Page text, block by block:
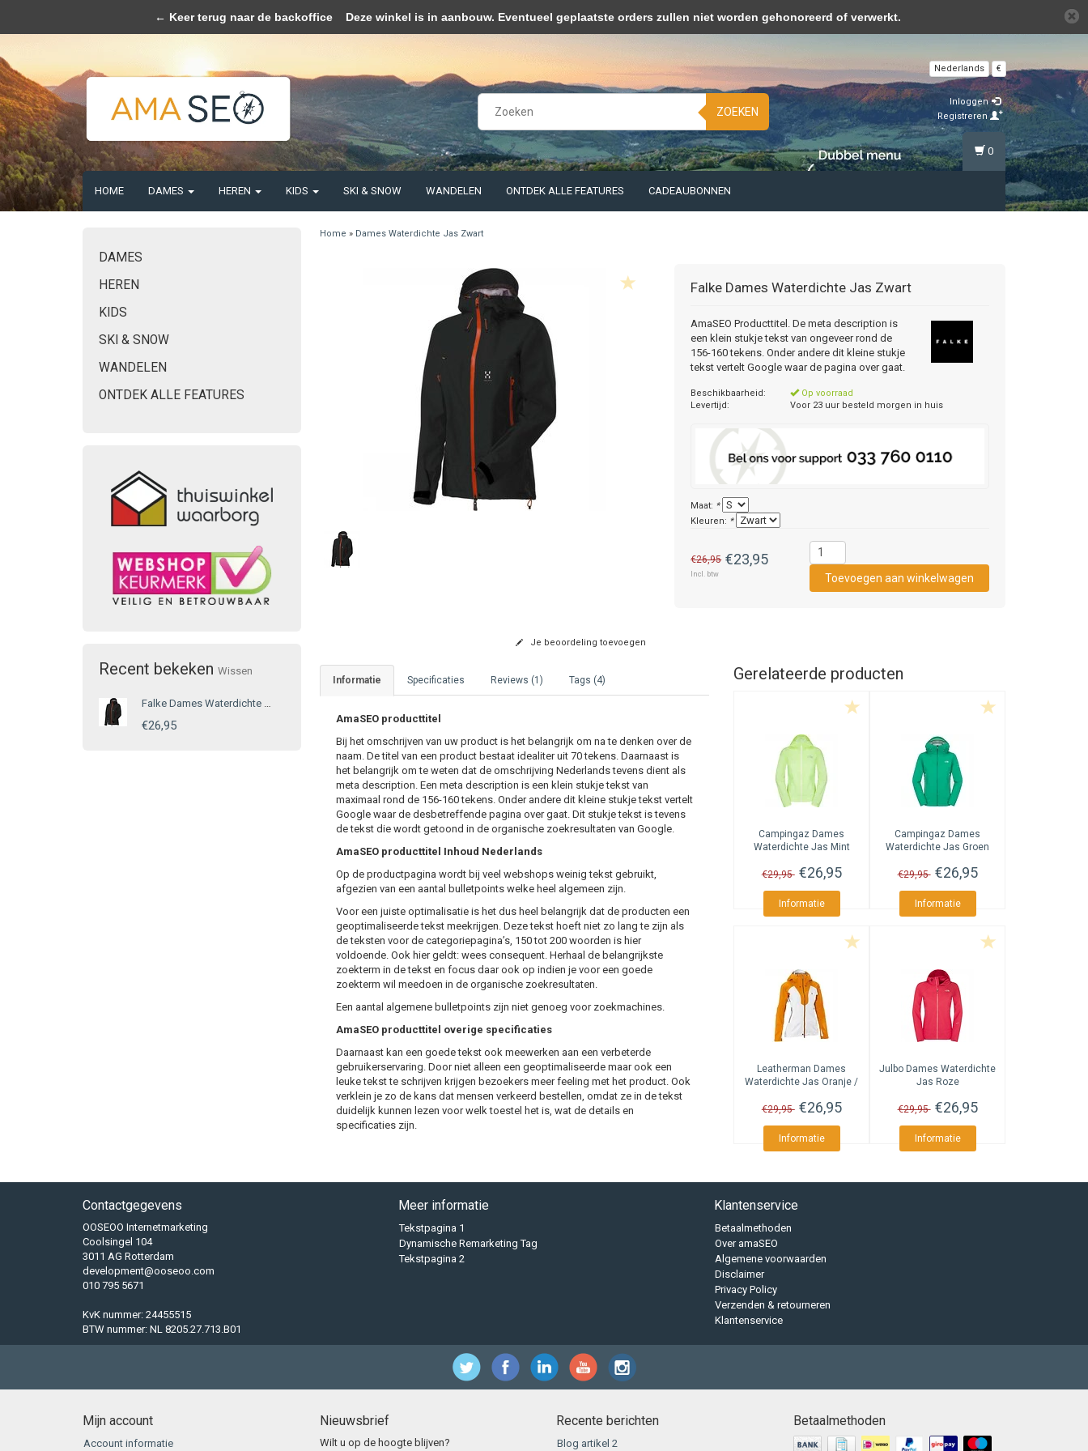
ZOEKEN
Nederlands €
Inloggen
Registreren
HOME DAMES HEREN KIDS SKI & SNOW WANDELEN ONTDEK ALLE FEATURES CADEAUBONNEN
0
DAMES
HEREN
KIDS
SKI & SNOW
WANDELEN
ONTDEK ALLE FEATURES
Recent bekeken Wissen
Falke Dames Waterdichte Jas Zwart
€26,95
Home » Dames Waterdichte Jas Zwart
Falke Dames Waterdichte Jas Zwart
AmaSEO Producttitel. De meta description is
een klein stukje tekst van ongeveer rond de
156-160 tekens. Onder andere dit kleine stukje
tekst vertelt Google waar de pagina over gaat.
Beschikbaarheid:
Op voorraad
Levertijd:
Voor 23 uur besteld morgen in huis
Maat: *
Kleuren: *
€26,95 €23,95
Incl. btw
Je beoordeling toevoegen
Informatie Specificaties Reviews (1) Tags (4)
AmaSEO producttitel
Bij het omschrijven van uw product is het belangrijk om na te denken over de
naam. De titel van een product bestaat idealiter uit 70 tekens. Daarnaast is
het belangrijk om te weten dat de omschrijving Nederlands tevens dient als
meta description. Een meta description is een klein stukje tekst van
maximaal rond de 156-160 tekens. Onder andere dit kleine stukje tekst vertelt
Google waar de desbetreffende pagina over gaat. Dit stukje tekst is tevens
de tekst die wordt getoond in de organische zoekresultaten van Google.
AmaSEO producttitel Inhoud Nederlands
Op de productpagina wordt bij veel webshops weinig tekst gebruikt,
afgezien van een aantal bulletpoints welke heel algemeen zijn.
Voor een juiste optimalisatie is het dus heel belangrijk dat de producten een
geoptimaliseerde tekst meekrijgen. Deze tekst hoeft niet zo lang te zijn als
de teksten voor de categoriepagina’s, 150 tot 200 woorden is hier
voldoende. Ook hier geldt: wees consequent. Herhaal de belangrijkste
zoekterm in de tekst en focus daar ook op indien je voor een goede
zoekterm wil meedoen in de organische zoekresultaten.
Een aantal algemene bulletpoints zijn niet genoeg voor zoekmachines.
AmaSEO producttitel overige specificaties
Daarnaast kan een goede tekst ook meewerken aan een verbeterde
gebruikerservaring. Door niet alleen een geoptimaliseerde maar ook een
leuke tekst te schrijven krijgen bezoekers meer feeling met het product. Ook
verklein je zo de kans dat mensen verkeerd bestellen, omdat ze in de tekst
duidelijk kunnen lezen voor welk toestel het is, wat de details en
specificaties zijn.
Gerelateerde producten
Campingaz Dames
Waterdichte Jas Mint
€29,95 €26,95
Informatie
Campingaz Dames
Waterdichte Jas Groen
€29,95 €26,95
Informatie
Leatherman Dames
Waterdichte Jas Oranje /
€29,95 €26,95
Informatie
Julbo Dames Waterdichte
Jas Roze
€29,95 €26,95
Informatie
Contactgegevens
OOSEOO Internetmarketing
Coolsingel 104
3011 AG Rotterdam
development@ooseoo.com
010 795 5671
KvK nummer: 24455515
BTW nummer: NL 8205.27.713.B01
Meer informatie
Tekstpagina 1
Dynamische Remarketing Tag
Tekstpagina 2
Klantenservice
Betaalmethoden
Over amaSEO
Algemene voorwaarden
Disclaimer
Privacy Policy
Verzenden & retourneren
Klantenservice
Mijn account
Account informatie
Nieuwsbrief
Wilt u op de hoogte blijven?
Recente berichten
Blog artikel 2
Betaalmethoden
Wij slaan cookies op om onze website te verbeteren. Is dat akkoord? Ja Nee Meer over cookies »
← Keer terug naar de backoffice Deze winkel is in aanbouw. Eventueel geplaatste orders zullen niet worden gehonoreerd of verwerkt.